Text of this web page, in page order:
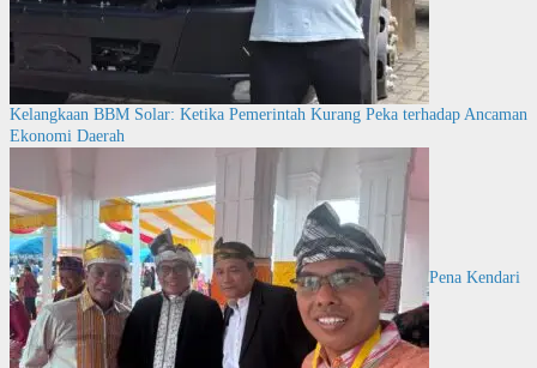
Kelangkaan BBM Solar: Ketika Pemerintah Kurang Peka terhadap Ancaman
Ekonomi Daerah
Pena Kendari